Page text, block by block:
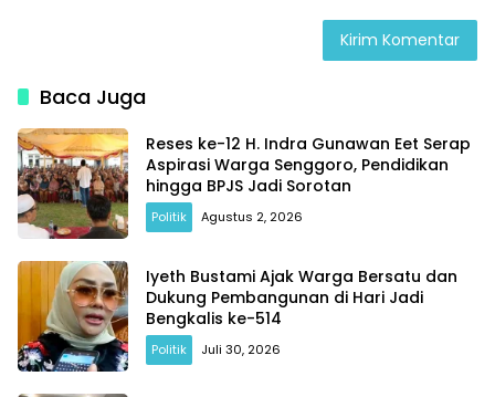
Baca Juga
Reses ke-12 H. Indra Gunawan Eet Serap
Aspirasi Warga Senggoro, Pendidikan
hingga BPJS Jadi Sorotan
Politik Agustus 2, 2026
Iyeth Bustami Ajak Warga Bersatu dan
Dukung Pembangunan di Hari Jadi
Bengkalis ke-514
Politik Juli 30, 2026